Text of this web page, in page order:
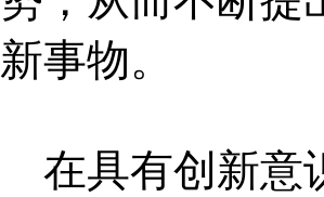
新事物。
在具有创新意